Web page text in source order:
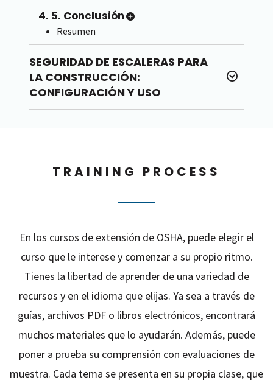
4. 5. Conclusión
Resumen
SEGURIDAD DE ESCALERAS PARA
LA CONSTRUCCIÓN:
CONFIGURACIÓN Y USO
TRAINING PROCESS
En los cursos de extensión de OSHA, puede elegir el
curso que le interese y comenzar a su propio ritmo.
Tienes la libertad de aprender de una variedad de
recursos y en el idioma que elijas. Ya sea a través de
guías, archivos PDF o libros electrónicos, encontrará
muchos materiales que lo ayudarán. Además, puede
poner a prueba su comprensión con evaluaciones de
muestra. Cada tema se presenta en su propia clase, que